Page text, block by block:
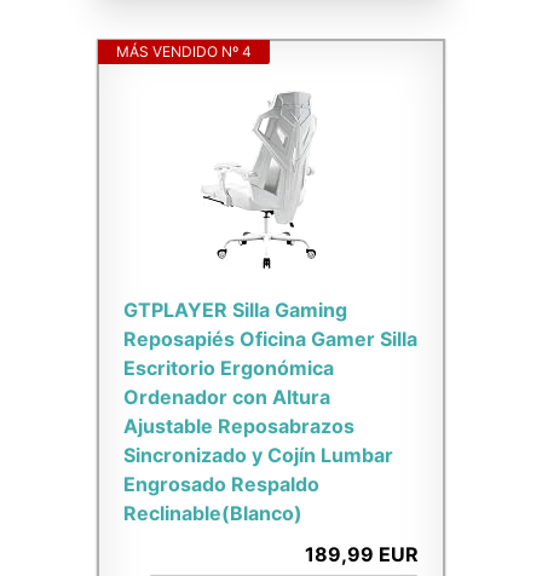
MÁS VENDIDO Nº 4
GTPLAYER Silla Gaming
Reposapiés Oficina Gamer Silla
Escritorio Ergonómica
Ordenador con Altura
Ajustable Reposabrazos
Sincronizado y Cojín Lumbar
Engrosado Respaldo
Reclinable(Blanco)
189,99 EUR